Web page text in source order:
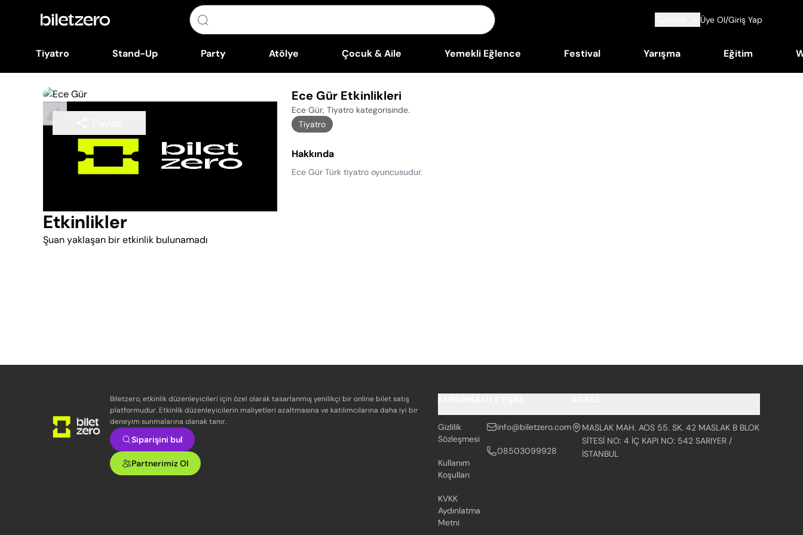
Üye Ol/Giriş Yap
Tiyatro Stand-Up Party Atölye Çocuk & Aile Yemekli Eğlence Festival Yarışma Eğitim
Ece Gür Etkinlikleri
Ece Gür, Tiyatro kategorisinde.
Tiyatro
Hakkında
Ece Gür Türk tiyatro oyuncusudur.
Etkinlikler
Şuan yaklaşan bir etkinlik bulunamadı
Biletzero, etkinlik düzenleyicileri için özel olarak tasarlanmış yenilikçi bir online bilet satış
platformudur. Etkinlik düzenleyicilerin maliyetleri azaltmasına ve katılımcılarına daha iyi bir
deneyim sunmalarına olanak tanır.
Siparişini bul
Partnerimiz Ol
Gizlilik
Sözleşmesi
Kullanım
Koşulları
KVKK
Aydınlatma
Metni
info@biletzero.com
08503099928
MASLAK MAH. AOS 55. SK. 42 MASLAK B BLOK
SİTESİ NO: 4 İÇ KAPI NO: 542 SARIYER /
İSTANBUL